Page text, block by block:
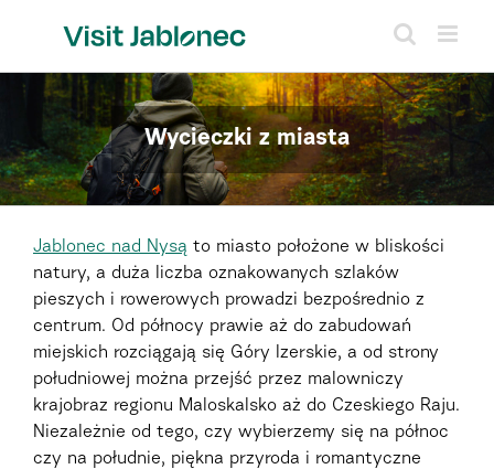
Wycieczki z miasta
Jablonec nad Nysą to miasto położone w bliskości
natury, a duża liczba oznakowanych szlaków
pieszych i rowerowych prowadzi bezpośrednio z
centrum. Od północy prawie aż do zabudowań
miejskich rozciągają się Góry Izerskie, a od strony
południowej można przejść przez malowniczy
krajobraz regionu Maloskalsko aż do Czeskiego Raju.
Niezależnie od tego, czy wybierzemy się na północ
czy na południe, piękna przyroda i romantyczne